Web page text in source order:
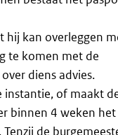
hij kan overleggen
te komen met de
diens advies.
instantie, of maakt
binnen 4 weken het
de